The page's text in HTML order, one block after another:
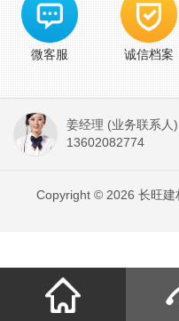
微客服 诚信档案
姜经理 (业务联系人)
13602082774
Copyright © 2026 长旺建